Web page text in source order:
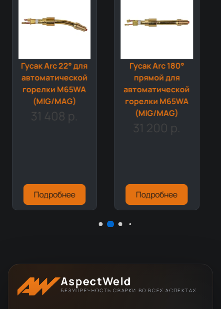
Гусак Arc 22° для
автоматической
горелки M65WA
(MIG/MAG)
31 408 р.
Подробнее
Гусак Arc 180°
прямой для
автоматической
горелки M65WA
(MIG/MAG)
31 200 р.
Подробнее
AspectWeld
БЕЗУПРЕЧНОСТЬ СВАРКИ ВО ВСЕХ АСПЕКТАХ